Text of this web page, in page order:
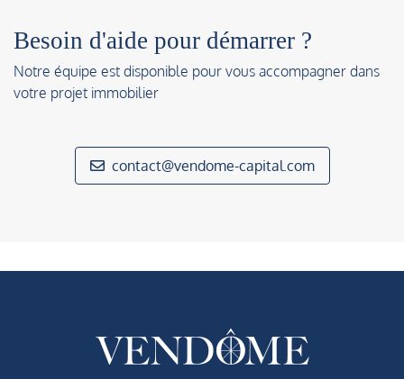
Besoin d'aide pour démarrer ?
Notre équipe est disponible pour vous accompagner dans
votre projet immobilier
contact@vendome-capital.com